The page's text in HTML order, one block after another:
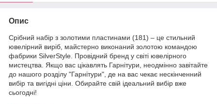
Опис
Срібний набір з золотими пластинами (181) – це стильний
ювелірний виріб, майстерно виконаний золотою командою
фабрики SilverStyle. Провідний бренд у світі ювелірного
мистецтва. Якщо вас цікавлять Гарнітури, неодмінно завітайте
до нашого розділу "Гарнітури", де на вас чекає нескінченний
вибір та вигідні ціни. Обирайте свій ідеальний вибір вже
сьогодні!